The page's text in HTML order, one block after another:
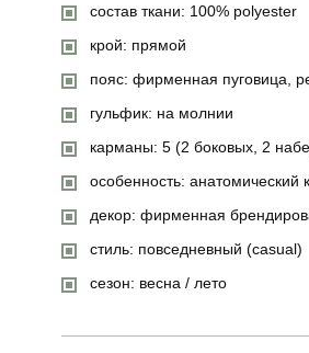
состав ткани: 100% polyester
крой: прямой
пояс: фирменная пуговица,
гульфик: на молнии
карманы: 5 (2 боковых, 2
особенность: анатомический
декор: фирменная
стиль: повседневный (casual)
сезон: весна / лето